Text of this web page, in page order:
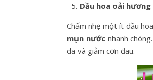
Dầu hoa oải
Chấm nhẹ một ít dầu
mụn nướcnhanh
da và giảm cơn đau.